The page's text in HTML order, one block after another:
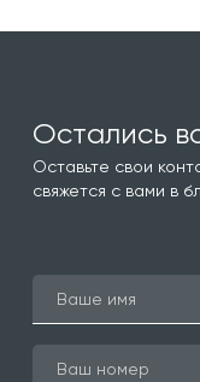
Остались
Оставьте свои
свяжется с вами в